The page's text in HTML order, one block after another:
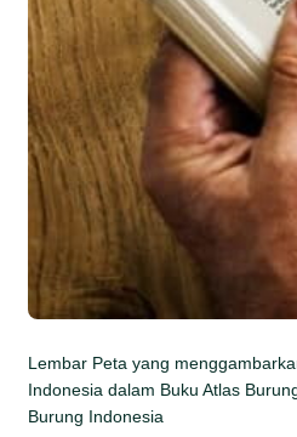
Lembar Peta yang
Indonesia dalam Buku Atlas
Burung Indonesia